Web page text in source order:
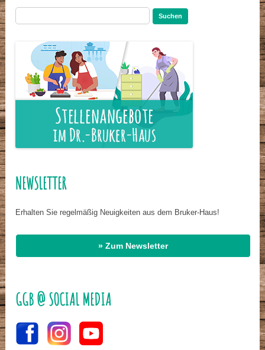
NEWSLETTER
Erhalten Sie regelmäßig Neuigkeiten aus dem Bruker-Haus!
» Zum Newsletter
GGB @ SOCIAL MEDIA